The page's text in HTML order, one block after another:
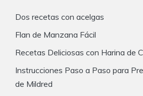
Dos recetas con acelgas
Flan de Manzana Fácil
Recetas Deliciosas con Harina de
Instrucciones Paso a Paso para
de Mildred